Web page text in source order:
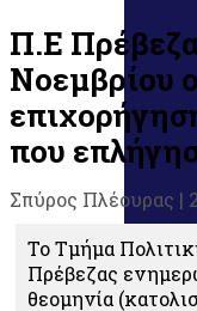
Π.Ε
Νοεμβρίου
που
Σπύρος Πλέουρας |
Το Τμήμα
Πρέβεζας
θεομηνία